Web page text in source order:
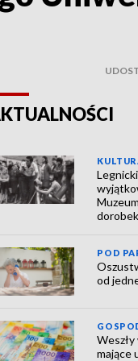
POD
od
mające